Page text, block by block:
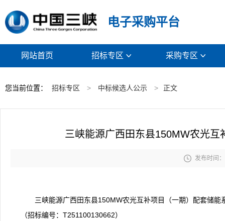
电子采购平台
网站首页 招标专区  采购专区 
您当前位置： 招标专区 > 中标候选人公示 > 正文
三峡能源广西田东县150MW农光
 发布时间
三峡能源广西田东县150MW农光互补项目（一期）配套储能
（招标编号：T251100130662）